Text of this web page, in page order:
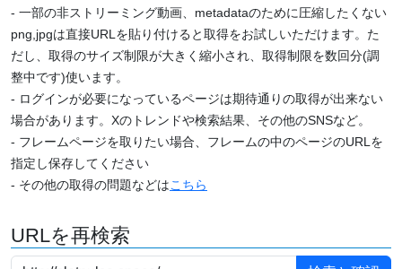
- 一部の非ストリーミング動画、metadataのために圧縮したくない
png,jpgは直接URLを貼り付けると取得をお試しいただけます。た
だし、取得のサイズ制限が大きく縮小され、取得制限を数回分(調
整中です)使います。
- ログインが必要になっているページは期待通りの取得が出来ない
場合があります。Xのトレンドや検索結果、その他のSNSなど。
- フレームページを取りたい場合、フレームの中のページのURLを
指定し保存してください
- その他の取得の問題などはこちら
URLを再検索